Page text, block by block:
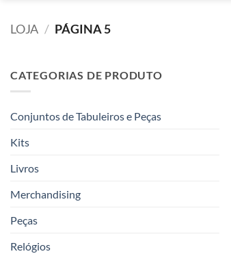
LOJA / PÁGINA 5
CATEGORIAS DE PRODUTO
Conjuntos de Tabuleiros e Peças
Kits
Livros
Merchandising
Peças
Relógios